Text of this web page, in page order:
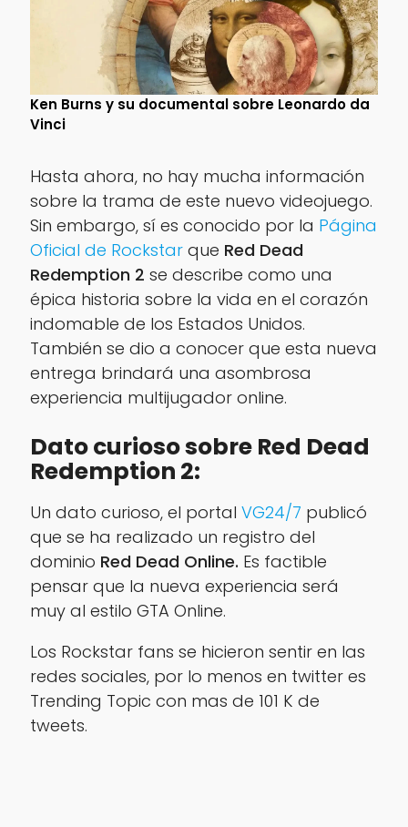
Ken Burns y su documental sobre Leonardo da
Vinci
Hasta ahora, no hay mucha información
sobre la trama de este nuevo videojuego.
Sin embargo, sí es conocido por la Página
Oficial de Rockstarque Red Dead
Redemption 2 se describe como una
épica historia sobre la vida en el corazón
indomable de los Estados Unidos.
También se dio a conocer que esta nueva
entrega brindará una asombrosa
experiencia multijugador online.
Dato curioso sobre Red Dead
Redemption 2:
Un dato curioso, el portal VG24/7 publicó
que se ha realizado un registro del
dominio Red Dead Online. Es factible
pensar que la nueva experiencia será
muy al estilo GTA Online.
Los Rockstar fans se hicieron sentir en las
redes sociales, por lo menos en twitter es
Trending Topic con mas de 101 K de
tweets.